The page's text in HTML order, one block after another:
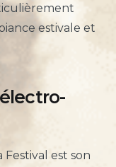
estivale et
est son